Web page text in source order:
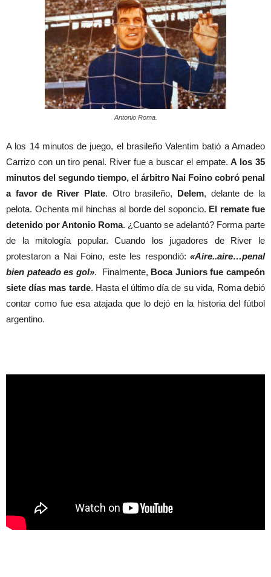
Antonio Roma.
A los 14 minutos de juego, el brasileño Valentim batió a Amadeo
Carrizo con un tiro penal. River fue a buscar el empate.A los 35
minutos del segundo tiempo, el árbitro Nai Foino cobró penal
a favor de River Plate. Otro brasileño, Delem, delante de la
pelota. Ochenta mil hinchas al borde del soponcio. El remate fue
detenido por Antonio Roma. ¿Cuanto se adelantó? Forma parte
de la mitología popular. Cuando los jugadores de River le
protestaron a Nai Foino, este les respondió: «Aire..aire…penal
bien pateado es gol». Finalmente, Boca Juniors fue campeón
siete días mas tarde. Hasta el último día de su vida, Roma debió
contar como fue esa atajada que lo dejó en la historia del fútbol
argentino.